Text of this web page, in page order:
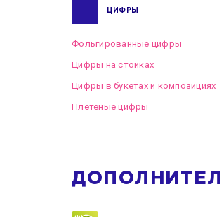
ЦИФРЫ
Фольгированные цифры
Цифры на стойках
Цифры в букетах и композициях
Плетеные цифры